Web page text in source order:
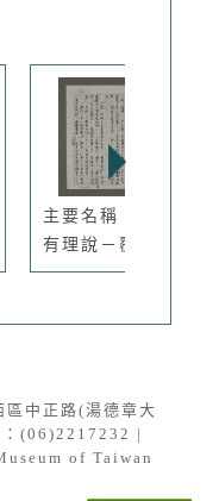
主要名稱：「感覺」
有理說－覆...
中正路(湯德章大
(06)2217232 |
of Taiwan